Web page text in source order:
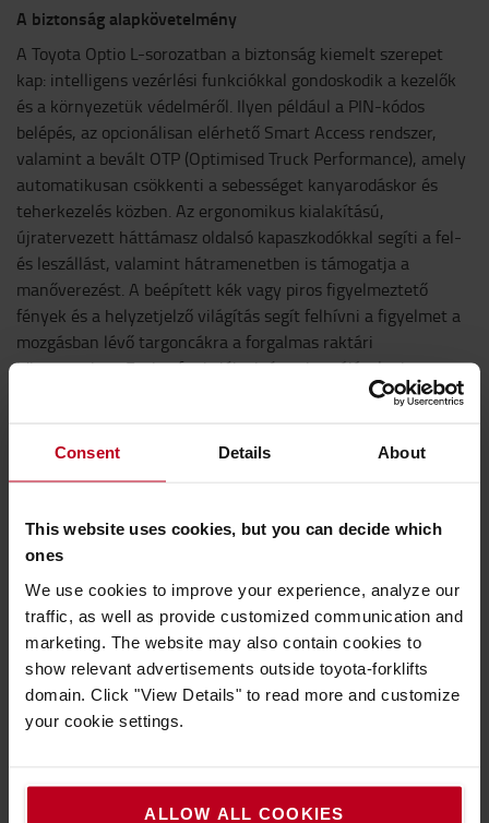
Consent Details About
This website uses cookies, but you can decide which
ones
We use cookies to improve your experience, analyze our
traffic, as well as provide customized communication and
marketing. The website may also contain cookies to
show relevant advertisements outside toyota-forklifts
domain. Click "View Details" to read more and customize
your cookie settings.
ALLOW ALL COOKIES
A biztonság alapkövetelmény
A Toyota Optio L-sorozatban a biztonság kiemelt szerepet
kap: intelligens vezérlési funkciókkal gondoskodik a kezelők
és a környezetük védelméről. Ilyen például a PIN-kódos
belépés, az opcionálisan elérhető Smart Access rendszer,
valamint a bevált OTP (Optimised Truck Performance), amely
automatikusan csökkenti a sebességet kanyarodáskor és
teherkezelés közben. Az ergonomikus kialakítású,
újratervezett háttámasz oldalsó kapaszkodókkal segíti a fel-
és leszállást, valamint hátramenetben is támogatja a
manőverezést. A beépített kék vagy piros figyelmeztető
fények és a helyzetjelző világítás segít felhívni a figyelmet a
mozgásban lévő targoncákra a forgalmas raktári
környezetben. Ezek a funkciók aktívan hozzájárulnak a
balesetek megelőzéséhez, és javítják a gépkezelők és a
„Valamennyi tevékenységünk középpontjában a folyamatos
fejlesztés és a minőség áll. Az új Optio L-sorozat letisztult
még biztonságosabb, energiahatékonyabb és kényelmesebb
működést tegyen lehetővé, és új szintre emelje a
teljesítményt. A logisztikai ágazat folyamatos növekedése és
változása közepette a termelékenység kulcsfontosságú. Ez az
új megoldás lehetővé teszi ügyfeleink számára, hogy
hatékonyan, magabiztosan és a jövő kihívásaira felkészülve
végezzék munkájukat.” – teszi hozzá Jose Maria Gener, a
Toyota Material Handling Europe értékesítésért és
Bepillantás a komissiózás jövőjébe